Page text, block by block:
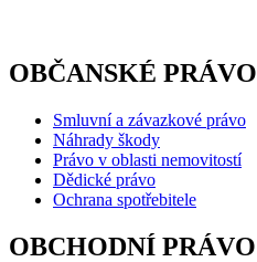
OBČANSKÉ PRÁVO
Smluvní a závazkové právo
Náhrady škody
Právo v oblasti nemovitostí
Dědické právo
Ochrana spotřebitele
OBCHODNÍ PRÁVO